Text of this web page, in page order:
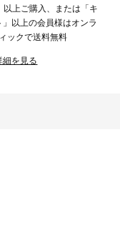
上ご購入、または「キ
以上の会員様はオンラ
ックで送料無料
細を見る